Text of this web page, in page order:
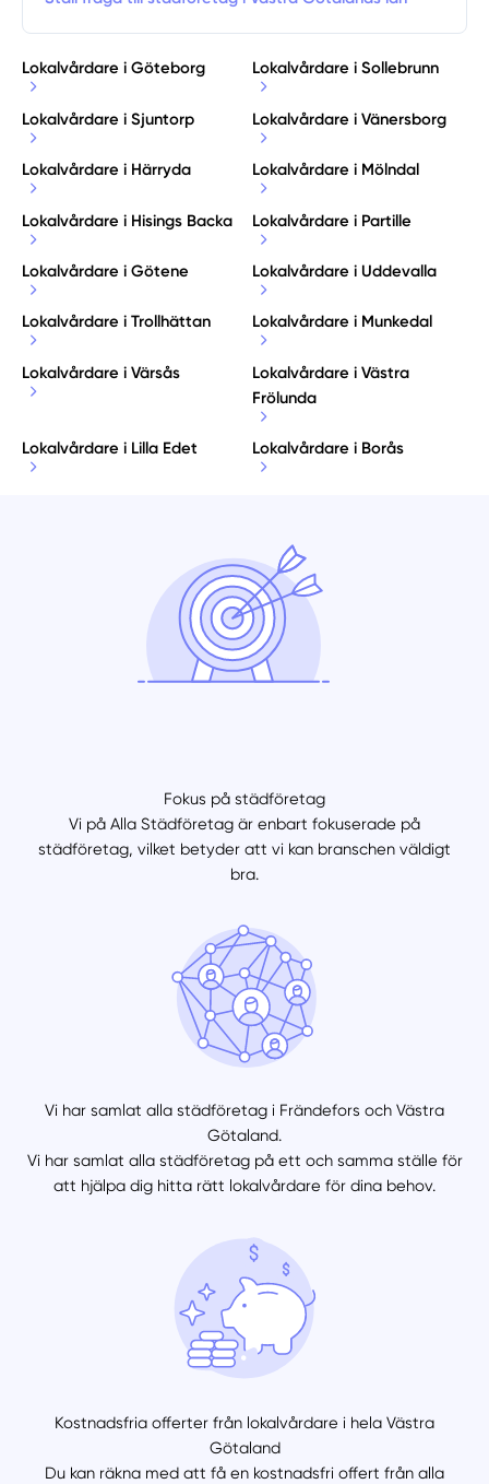
Lokalvårdare i Göteborg Lokalvårdare i Sollebrunn
Lokalvårdare i Sjuntorp Lokalvårdare i Vänersborg
Lokalvårdare i Härryda Lokalvårdare i Mölndal
Lokalvårdare i Hisings Backa Lokalvårdare i Partille
Lokalvårdare i Götene Lokalvårdare i Uddevalla
Lokalvårdare i Trollhättan Lokalvårdare i Munkedal
Lokalvårdare i Värsås
Lokalvårdare i Västra
Frölunda
Lokalvårdare i Lilla Edet Lokalvårdare i Borås
Fokus på städföretag
Vi på Alla Städföretag är enbart fokuserade på
städföretag, vilket betyder att vi kan branschen väldigt
bra.
Vi har samlat alla städföretag i Frändefors och Västra
Götaland.
Vi har samlat alla städföretag på ett och samma ställe för
att hjälpa dig hitta rätt lokalvårdare för dina behov.
Kostnadsfria offerter från lokalvårdare i hela Västra
Götaland
Du kan räkna med att få en kostnadsfri offert från alla